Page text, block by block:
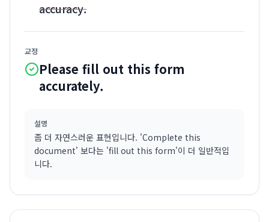
accuracy.
교정
Please fill out this form
accurately.
설명
좀 더 자연스러운 표현입니다. 'Complete this
document' 보다는 'fill out this form'이 더 일반적입
니다.